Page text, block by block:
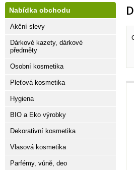
Nabídka obchodu
Akční slevy
Dárkové kazety, dárkové
předměty
Osobní kosmetika
Pleťová kosmetika
Hygiena
BIO a Eko výrobky
Dekorativní kosmetika
Vlasová kosmetika
Parfémy, vůně, deo